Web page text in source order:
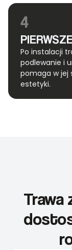
4
Po instalacji
podlewanie i
pomaga w jej
estetyki.
Trawa